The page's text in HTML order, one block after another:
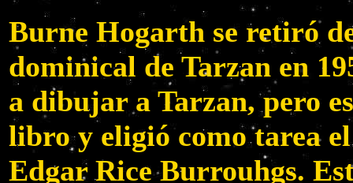
Burne Hogarth se retiró
dominical de Tarzan en
a dibujar a Tarzan, pero
libro y eligió como tarea
Edgar Rice Burrouhgs.